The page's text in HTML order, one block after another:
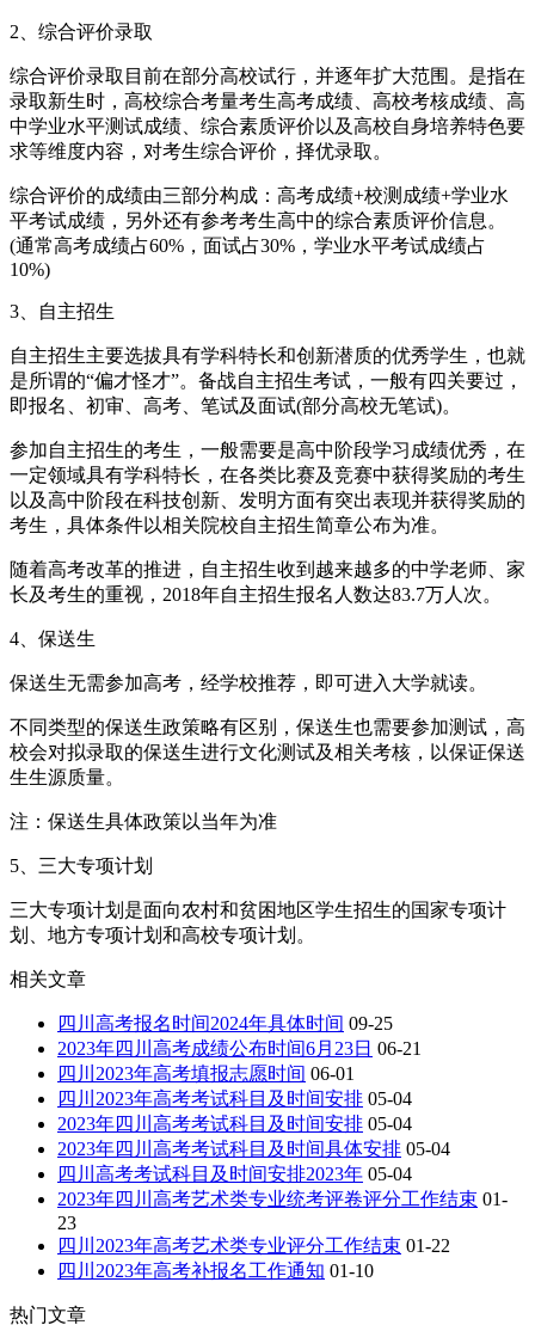
2、综合评价录取
综合评价录取目前在部分高校试行，并逐年扩大范围。是指在
录取新生时，高校综合考量考生高考成绩、高校考核成绩、高
中学业水平测试成绩、综合素质评价以及高校自身培养特色要
求等维度内容，对考生综合评价，择优录取。
综合评价的成绩由三部分构成：高考成绩+校测成绩+学业水
平考试成绩，另外还有参考考生高中的综合素质评价信息。
(通常高考成绩占60%，面试占30%，学业水平考试成绩占
10%)
3、自主招生
自主招生主要选拔具有学科特长和创新潜质的优秀学生，也就
是所谓的“偏才怪才”。备战自主招生考试，一般有四关要过，
即报名、初审、高考、笔试及面试(部分高校无笔试)。
参加自主招生的考生，一般需要是高中阶段学习成绩优秀，在
一定领域具有学科特长，在各类比赛及竞赛中获得奖励的考生
以及高中阶段在科技创新、发明方面有突出表现并获得奖励的
考生，具体条件以相关院校自主招生简章公布为准。
随着高考改革的推进，自主招生收到越来越多的中学老师、家
长及考生的重视，2018年自主招生报名人数达83.7万人次。
4、保送生
保送生无需参加高考，经学校推荐，即可进入大学就读。
不同类型的保送生政策略有区别，保送生也需要参加测试，高
校会对拟录取的保送生进行文化测试及相关考核，以保证保送
生生源质量。
注：保送生具体政策以当年为准
5、三大专项计划
三大专项计划是面向农村和贫困地区学生招生的国家专项计
划、地方专项计划和高校专项计划。
相关文章
四川高考报名时间2024年具体时间 09-25
2023年四川高考成绩公布时间6月23日 06-21
四川2023年高考填报志愿时间 06-01
四川2023年高考考试科目及时间安排 05-04
2023年四川高考考试科目及时间安排 05-04
2023年四川高考考试科目及时间具体安排 05-04
四川高考考试科目及时间安排2023年 05-04
2023年四川高考艺术类专业统考评卷评分工作结束 01-
23
四川2023年高考艺术类专业评分工作结束 01-22
四川2023年高考补报名工作通知 01-10
热门文章